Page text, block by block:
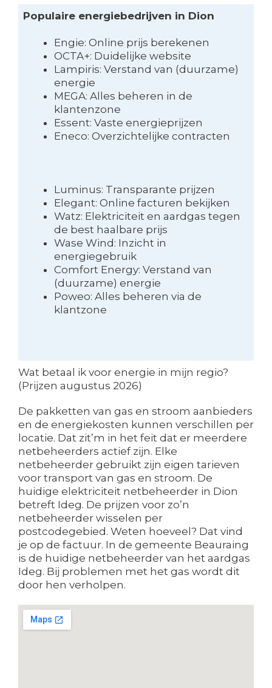
Populaire energiebedrijven in Dion
Engie: Online prijs berekenen
OCTA+: Duidelijke website
Lampiris: Verstand van (duurzame)
energie
MEGA: Alles beheren in de
klantenzone
Essent: Vaste energieprijzen
Eneco: Overzichtelijke contracten
Luminus: Transparante prijzen
Elegant: Online facturen bekijken
Watz: Elektriciteit en aardgas tegen
de best haalbare prijs
Wase Wind: Inzicht in
energiegebruik
Comfort Energy: Verstand van
(duurzame) energie
Poweo: Alles beheren via de
klantzone
Wat betaal ik voor energie in mijn regio?
(Prijzen augustus 2026)
De pakketten van gas en stroom aanbieders
en de energiekosten kunnen verschillen per
locatie. Dat zit’m in het feit dat er meerdere
netbeheerders actief zijn. Elke
netbeheerder gebruikt zijn eigen tarieven
voor transport van gas en stroom. De
huidige elektriciteit netbeheerder in Dion
betreft Ideg. De prijzen voor zo’n
netbeheerder wisselen per
postcodegebied. Weten hoeveel? Dat vind
je op de factuur. In de gemeente Beauraing
is de huidige netbeheerder van het aardgas
Ideg. Bij problemen met het gas wordt dit
door hen verholpen.